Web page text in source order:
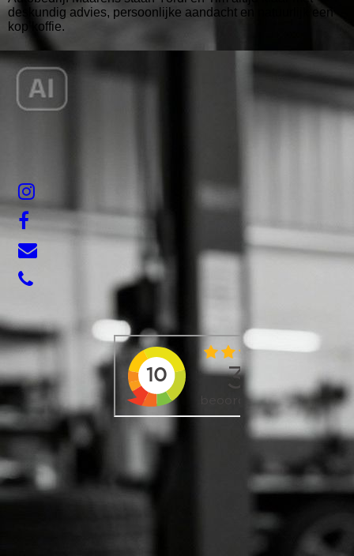
deskundig advies, persoonlijke aandacht en natuurlijk een
kop koffie.